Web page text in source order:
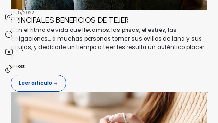
16/5/2022
PRINCIPALES BENEFICIOS DE TEJER
Con el ritmo de vida que llevamos, las prisas, el estrés, las
obligaciones… a muchas personas tomar sus ovillos de lana y sus
agujas, y dedicarle un tiempo a tejer les resulta un auténtico placer
y...
Post
Leer artículo